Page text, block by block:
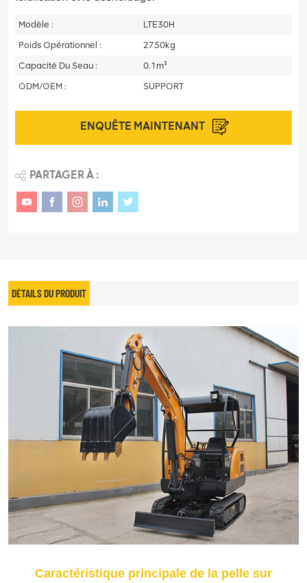
Modèle :
LTE30H
Poids Opérationnel :
2750kg
Capacité Du Seau :
0.1m³
ODM/OEM :
SUPPORT
ENQUÊTE MAINTENANT
PARTAGER À :
DÉTAILS DU PRODUIT
Caractéristique principale de la pelle sur